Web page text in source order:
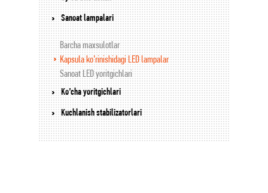
Sanoat lampalari
Barcha maxsulotlar
Kapsula ko’rinishidagi LED lampalar
Sanoat LED yoritgichlari
Ko’cha yoritgichlari
Kuchlanish stabilizatorlari